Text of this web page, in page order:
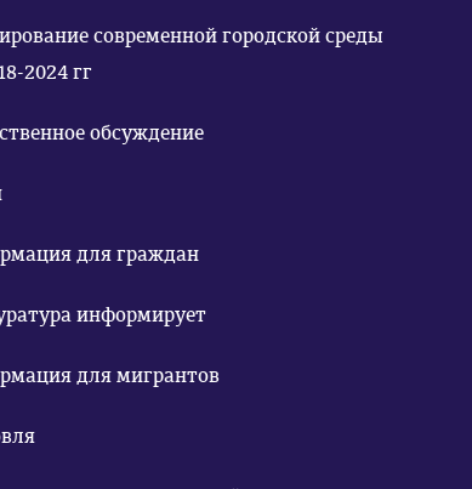
городской среды
2024 гг
обсуждение
для граждан
информирует
для мигрантов